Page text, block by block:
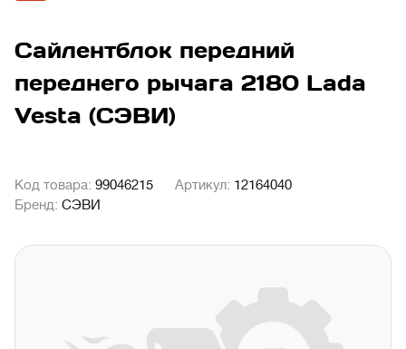
Сайлентблок передний
переднего рычага 2180 Lada
Vesta (СЭВИ)
Код товара: 99046215 Артикул: 12164040
Бренд: СЭВИ